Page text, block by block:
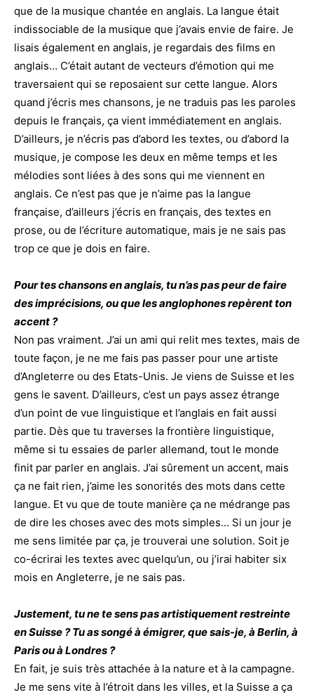
que de la musique chantée en anglais. La langue était
indissociable de la musique que j’avais envie de faire. Je
lisais également en anglais, je regardais des films en
anglais… C’était autant de vecteurs d’émotion qui me
traversaient qui se reposaient sur cette langue. Alors
quand j’écris mes chansons, je ne traduis pas les paroles
depuis le français, ça vient immédiatement en anglais.
D’ailleurs, je n’écris pas d’abord les textes, ou d’abord la
musique, je compose les deux en même temps et les
mélodies sont liées à des sons qui me viennent en
anglais. Ce n’est pas que je n’aime pas la langue
française, d’ailleurs j’écris en français, des textes en
prose, ou de l’écriture automatique, mais je ne sais pas
trop ce que je dois en faire.
Pour tes chansons en anglais, tu n’as pas peur de faire
des imprécisions, ou que les anglophones repèrent ton
accent ?
Non pas vraiment. J’ai un ami qui relit mes textes, mais de
toute façon, je ne me fais pas passer pour une artiste
d’Angleterre ou des Etats-Unis. Je viens de Suisse et les
gens le savent. D’ailleurs, c’est un pays assez étrange
d’un point de vue linguistique et l’anglais en fait aussi
partie. Dès que tu traverses la frontière linguistique,
même si tu essaies de parler allemand, tout le monde
finit par parler en anglais. J’ai sûrement un accent, mais
ça ne fait rien, j’aime les sonorités des mots dans cette
langue. Et vu que de toute manière ça ne médrange pas
de dire les choses avec des mots simples… Si un jour je
me sens limitée par ça, je trouverai une solution. Soit je
co-écrirai les textes avec quelqu’un, ou j’irai habiter six
mois en Angleterre, je ne sais pas.
Justement, tu ne te sens pas artistiquement restreinte
en Suisse ? Tu as songé à émigrer, que sais-je, à Berlin, à
Paris ou à Londres ?
En fait, je suis très attachée à la nature et à la campagne.
Je me sens vite à l’étroit dans les villes, et la Suisse a ça